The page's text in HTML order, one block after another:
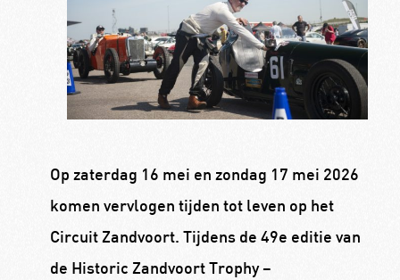
Op zaterdag 16 mei en zondag 17 mei 2026
komen vervlogen tijden tot leven op het
Circuit Zandvoort. Tijdens de 49e editie van
de Historic Zandvoort Trophy –